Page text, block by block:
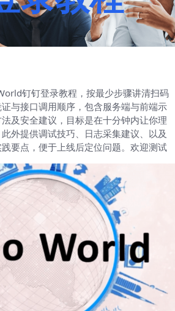
钉钉登录教程，按最少步骤讲清扫码
与接口调用顺序，包含服务端与前端示
及安全建议，目标是在十分钟内让你理
外提供调试技巧、日志采集建议、以及
要点，便于上线后定位问题。欢迎测试